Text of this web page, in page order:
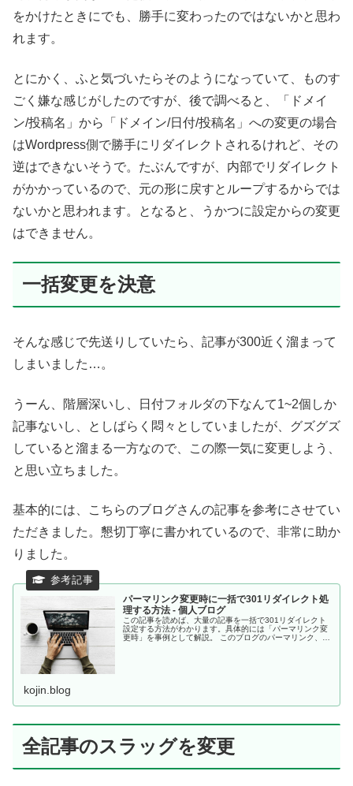
をかけたときにでも、勝手に変わったのではないかと思わ
れます。
とにかく、ふと気づいたらそのようになっていて、ものす
ごく嫌な感じがしたのですが、後で調べると、「ドメイ
ン/投稿名」から「ドメイン/日付/投稿名」への変更の場合
はWordpress側で勝手にリダイレクトされるけれど、その
逆はできないそうで。たぶんですが、内部でリダイレクト
がかかっているので、元の形に戻すとループするからでは
ないかと思われます。となると、うかつに設定からの変更
はできません。
一括変更を決意
そんな感じで先送りしていたら、記事が300近く溜まって
しまいました…。
うーん、階層深いし、日付フォルダの下なんて1~2個しか
記事ないし、としばらく悶々としていましたが、グズグズ
していると溜まる一方なので、この際一気に変更しよう、
と思い立ちました。
基本的には、こちらのブログさんの記事を参考にさせてい
ただきました。懇切丁寧に書かれているので、非常に助か
りました。
パーマリンク変更時に一括で301リダイレクト処
理する方法 - 個人ブログ
この記事を読めば、大量の記事を一括で301リダイレクト
設定する方法がわかります。具体的には「パーマリンク変
更時」を事例として解説。 このブログのパーマリンク、ず
kojin.blog
全記事のスラッグを変更